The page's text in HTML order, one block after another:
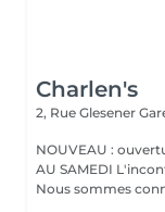
Charlen's
2, Rue Glesener
NOUVEAU :
AU SAMEDI L'incontournable institut de beauté à Luxembourg.
Nous sommes